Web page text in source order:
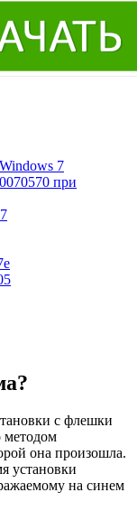
7
при
с флешки
методом
она произошла.
установки
на синем